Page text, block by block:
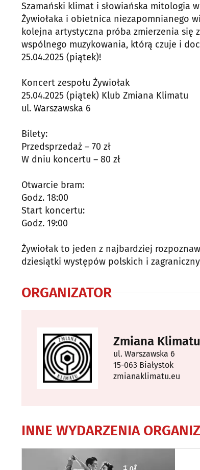
Szamański klimat i słowiańska mitologia
Żywiołaka i obietnica niezapomnianego
kolejna artystyczna próba zmierzenia się
wspólnego muzykowania, którą czuje i
25.04.2025 (piątek)!
Koncert zespołu Żywiołak
25.04.2025 (piątek) Klub Zmiana Klimatu
ul. Warszawska 6
Bilety:
Przedsprzedaż – 70 zł
W dniu koncertu – 80 zł
Otwarcie bram:
Godz. 18:00
Start koncertu:
Godz. 19:00
Żywiołak to jeden z najbardziej
dziesiątki występów polskich i
ORGANIZATOR
Zmiana Klimatu
ul. Warszawska 6
15-063 Białystok
zmianaklimatu.eu
INNE WYDARZENIA